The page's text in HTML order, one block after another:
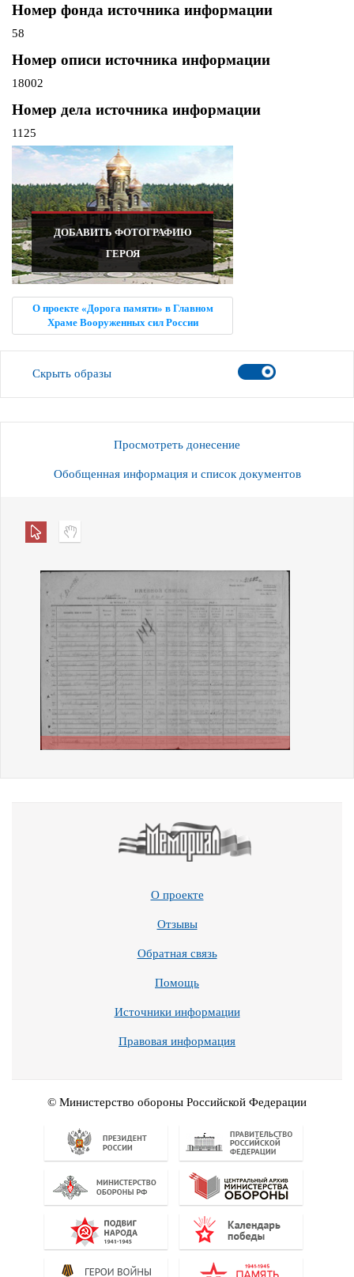
Номер фонда источника информации
58
Номер описи источника информации
18002
Номер дела источника информации
1125
ДОБАВИТЬ ФОТОГРАФИЮ
ГЕРОЯ
О проекте «Дорога памяти» в Главном
Храме Вооруженных сил России
Скрыть образы
Просмотреть донесение
Обобщенная информация и список документов
О проекте
Отзывы
Обратная связь
Помощь
Источники информации
Правовая информация
© Министерство обороны Российской Федерации